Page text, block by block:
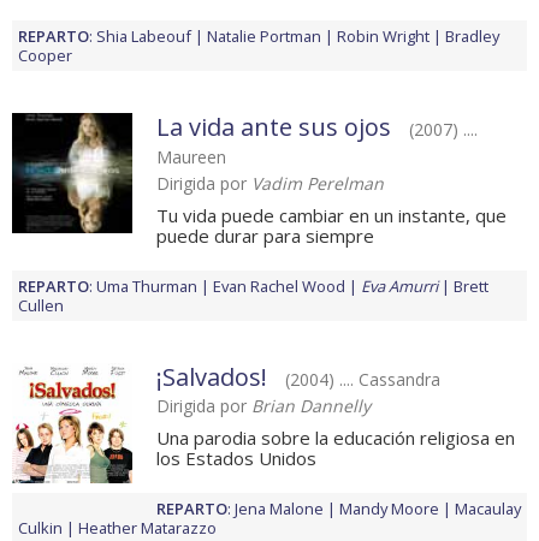
REPARTO: Shia Labeouf Natalie Portman Robin Wright
Bradley
Cooper
La vida ante sus ojos
(2007) ....
Maureen
Dirigida por Vadim Perelman
Tu vida puede cambiar en un instante, que
puede durar para siempre
REPARTO: Uma Thurman Evan Rachel Wood Eva Amurri
Brett
Cullen
¡Salvados!
(2004) .... Cassandra
Dirigida por Brian Dannelly
Una parodia sobre la educación religiosa en
los Estados Unidos
REPARTO: Jena Malone Mandy Moore
Macaulay
Culkin
Heather Matarazzo